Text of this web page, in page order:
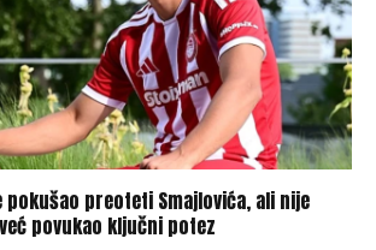
pokušao preoteti Smajlovića, ali nije
povukao ključni potez